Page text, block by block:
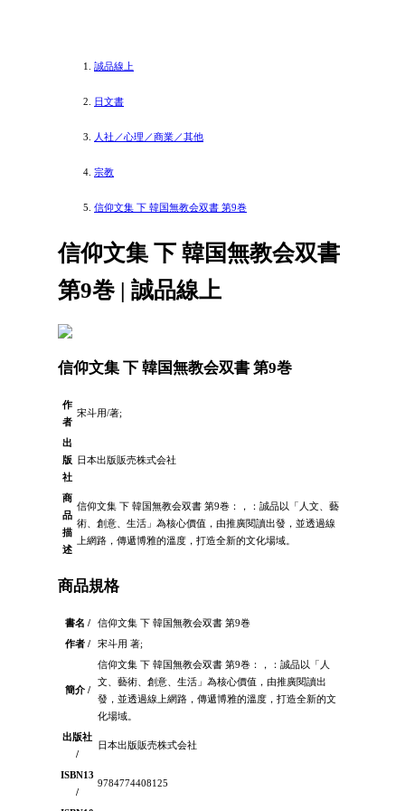
誠品線上
日文書
人社／心理／商業／其他
宗教
信仰文集 下 韓国無教会双書 第9巻
信仰文集 下 韓国無教会双書
第9巻 | 誠品線上
信仰文集 下 韓国無教会双書 第9巻
作
者
宋斗用/著;
出
版
社
日本出版販売株式会社
商
品
描
述
信仰文集 下 韓国無教会双書 第9巻：，：誠品以「人文、藝
術、創意、生活」為核心價值，由推廣閱讀出發，並透過線
上網路，傳遞博雅的溫度，打造全新的文化場域。
商品規格
書名 /
信仰文集 下 韓国無教会双書 第9巻
作者 /
宋斗用 著;
簡介 /
信仰文集 下 韓国無教会双書 第9巻：，：誠品以「人
文、藝術、創意、生活」為核心價值，由推廣閱讀出
發，並透過線上網路，傳遞博雅的溫度，打造全新的文
化場域。
出版社
/
日本出版販売株式会社
ISBN13
/
9784774408125